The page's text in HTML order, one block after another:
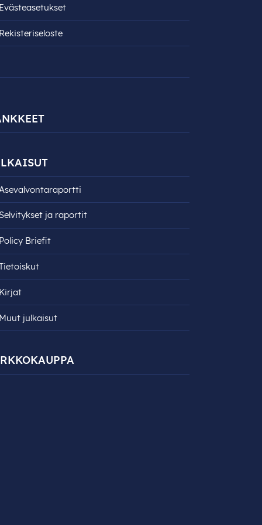
Evästeasetukset
Rekisteri­seloste
Asevalvontaraportti
Selvitykset ja raportit
Policy Briefit
Kirjat
Muut julkaisut